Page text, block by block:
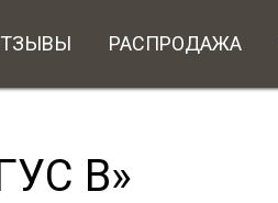
РАСПРОДАЖА
В»